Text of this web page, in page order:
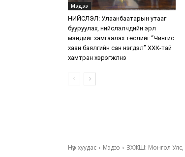
Мэдээ
НИЙСЛЭЛ: Улаанбаатарын утааг
бууруулах, нийслэлчүүдийн эрүүл
мэндийг хамгаалах төслийг “Чингис
хаан баялгийн сан нэгдэл” ХХК-тай
хамтран хэрэгжүүлнэ